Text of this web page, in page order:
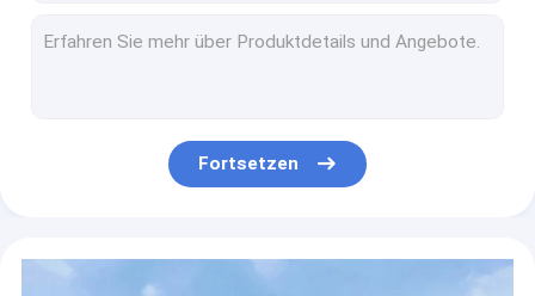
Spritzendes Beschichtungs-Fertigungsstraße-on-line-Magnetron des Auto-Licht-PVD
Aufdampfen-Magnetron, das PVD-Vakuumbeschichtungs-Maschine spritzt
Metallische RTP-Rohr-Verdrängungs-Linie 3000 P-/inHochdruckan Land umwickelt für Öl/Gas
Rohr-Fertigungsstraße-Glasfaser-Band das 8 Zoll-RTP verstärkte aufgerolltes Öl-Gas
Fortsetzen